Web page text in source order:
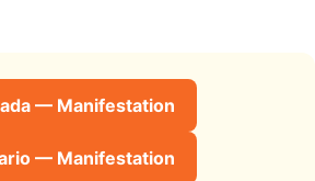
— Manifestation
— Manifestation